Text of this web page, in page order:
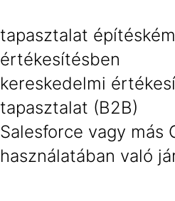
tapasztalat
értékesítésben
kereskedelmi
tapasztalat (B2B)
Salesforce vagy más
használatában való